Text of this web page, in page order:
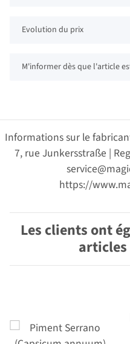
Evolution du prix
M'informer dès que l'article
Informations sur le
7, rue Junkersstraße |
https://
Les clients ont